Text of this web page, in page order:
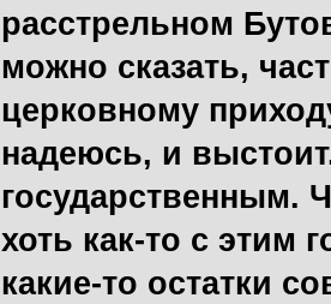
расстрельном
можно сказать,
церковному
надеюсь, и
государственным.
хоть как-то с этим
какие-то остатки